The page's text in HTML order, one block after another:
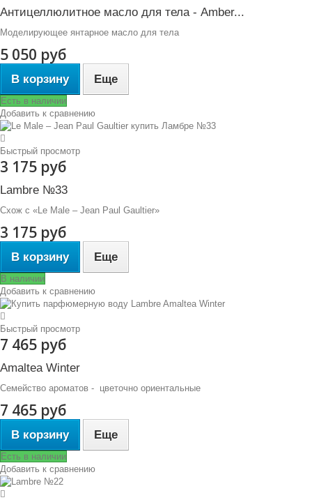
Антицеллюлитное масло для тела - Amber...
Моделирующее янтарное масло для тела
5 050 руб
В корзину Еще
Есть в наличии
Добавить к сравнению
Быстрый просмотр
3 175 руб
Lambre №33
Схож с «Le Male – Jean Paul Gaultier»
3 175 руб
В корзину Еще
В наличии
Добавить к сравнению
Быстрый просмотр
7 465 руб
Amaltea Winter
Семейство ароматов - цветочно ориентальные
7 465 руб
В корзину Еще
Есть в наличии
Добавить к сравнению